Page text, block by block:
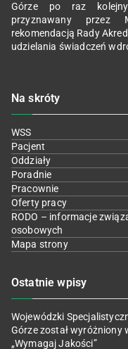
Górze po raz kolejny
przyznawany przez
rekomendacją Rady
udzielania świadczeń
Na skróty
WSS
Pacjent
Oddziały
Poradnie
Pracownie
Oferty pracy
RODO – informacje
osobowych
Mapa strony
Ostatnie wpisy
Wojewódzki
Górze został
„Wymagaj Jakości”